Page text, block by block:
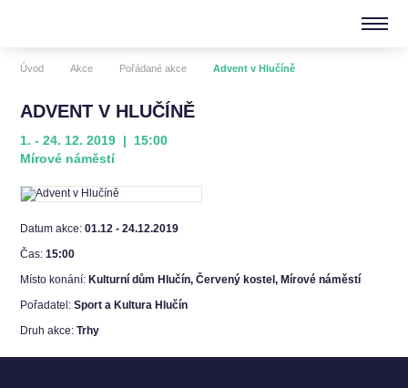
Úvod Akce Pořádané akce Advent v Hlučíně
ADVENT V HLUČÍNĚ
1. - 24. 12. 2019 | 15:00
Mírové náměstí
Datum akce:01.12 - 24.12.2019
Čas:15:00
Místo konání: Kulturní dům Hlučín, Červený kostel, Mírové náměstí
Pořadatel:Sport a Kultura Hlučín
Druh akce:Trhy